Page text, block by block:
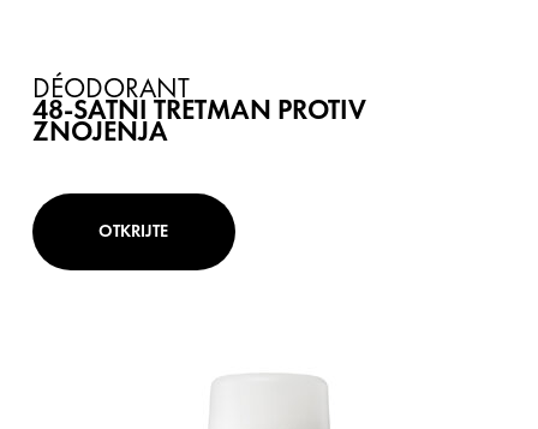
DÉODORANT
48-SATNI TRETMAN PROTIV
ZNOJENJA
OTKRIJTE